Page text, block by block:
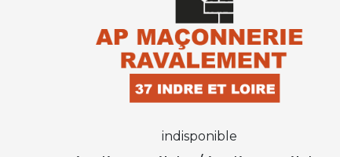
indisponible